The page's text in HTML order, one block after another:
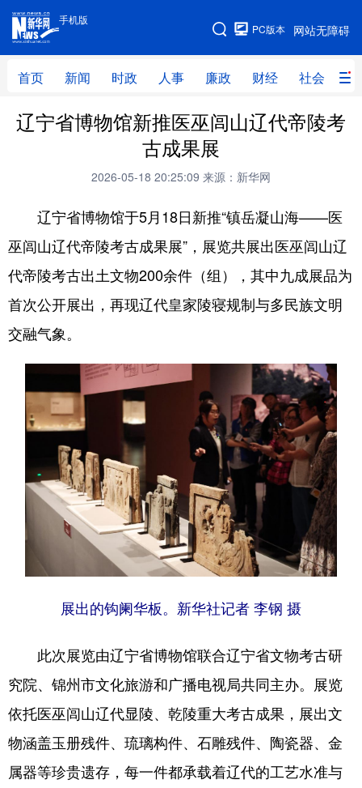
手机版
网站无障碍
PC版本
首页 新闻 时政 人事 廉政 财经 社会 科
手机版
网站地图
首页 新闻 时政 人事
财经 社会
体育 视频 直播 无人机
地方频道
浙江 安徽 江西
山东 河南 湖北 湖南
广东 广西 海南 重庆
四川 贵州 云南 西藏
陕西 甘肃 青海 宁夏
内蒙古 黑龙江
多语种频道
English Español Français عربى
Русский язык 日本語 한국어
Deutsch Português
辽宁省博物馆新推医巫闾山辽代帝陵考
古成果展
2026-05-18 20:25:09 来源：新华网
辽宁省博物馆于5月18日新推“镇岳凝山海——医
巫闾山辽代帝陵考古成果展”，展览共展出医巫闾山辽
代帝陵考古出土文物200余件（组），其中九成展品为
首次公开展出，再现辽代皇家陵寝规制与多民族文明
交融气象。
展出的钩阑华板。新华社记者 李钢 摄
此次展览由辽宁省博物馆联合辽宁省文物考古研
究院、锦州市文化旅游和广播电视局共同主办。展览
依托医巫闾山辽代显陵、乾陵重大考古成果，展出文
物涵盖玉册残件、琉璃构件、石雕残件、陶瓷器、金
属器等珍贵遗存，每一件都承载着辽代的工艺水准与